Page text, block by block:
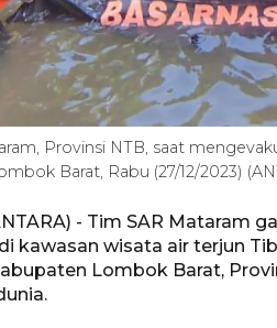
Provinsi NTB, saat
Barat, Rabu (27/12/2023)
- Tim SAR Mataram
kawasan wisata air terjun
Lombok Barat,